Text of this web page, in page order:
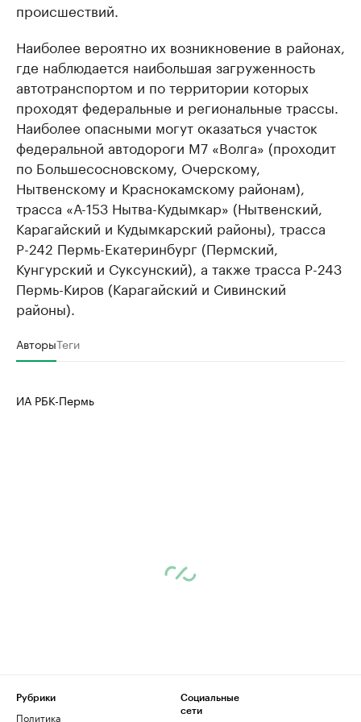
происшествий.
Наиболее вероятно их возникновение в районах,
где наблюдается наибольшая загруженность
автотранспортом и по территории которых
проходят федеральные и региональные трассы.
Наиболее опасными могут оказаться участок
федеральной автодороги М7 «Волга» (проходит
по Большесосновскому, Очерскому,
Нытвенскому и Краснокамскому районам),
трасса «А-153 Нытва-Кудымкар» (Нытвенский,
Карагайский и Кудымкарский районы), трасса
Р-242 Пермь-Екатеринбург (Пермский,
Кунгурский и Суксунский), а также трасса Р-243
Пермь-Киров (Карагайский и Сивинский
районы).
АвторыТеги
ИА РБК-Пермь
Рубрики
Политика
Социальные
сети